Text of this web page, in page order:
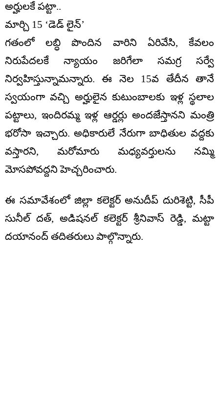
అర్హులకే పట్టా..
మార్చి 15 ‘డెడ్ లైన్’
గతంలో లబ్ధి పొందిన వారిని ఏరివేసి, కేవలం
నిరుపేదలకే న్యాయం జరిగేలా సమగ్ర సర్వే
నిర్వహిస్తున్నామన్నారు. ఈ నెల 15వ తేదీన తానే
స్వయంగా వచ్చి అర్హులైన కుటుంబాలకు ఇళ్ల స్థలాల
పట్టాలు, ఇందిరమ్మ ఇళ్ల ఆర్డర్లు అందజేస్తానని మంత్రి
భరోసా ఇచ్చారు. అధికారులే నేరుగా బాధితుల వద్దకు
వస్తారని, మరోమారు మధ్యవర్తులను నమ్మి
మోసపోవద్దని హెచ్చరించారు.
ఈ సమావేశంలో జిల్లా కలెక్టర్ అనుదీప్ దురిశెట్టి, సీపీ
సునీల్ దత్, అడిషనల్ కలెక్టర్ శ్రీనివాస్ రెడ్డి, మట్టా
దయానంద్ తదితరులు పాల్గొన్నారు.